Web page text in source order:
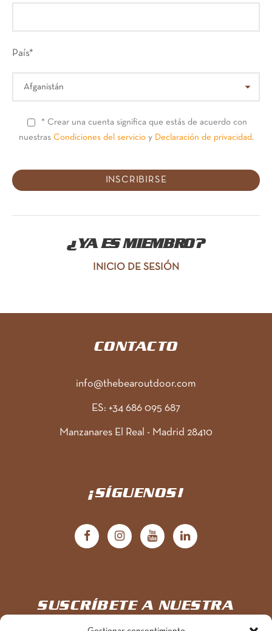
País*
* Crear una cuenta significa que estás de acuerdo con
nuestras Condiciones del servicioy Declaración de privacidad.
¿YA ES MIEMBRO?
INICIO DE SESIÓN
CONTACTO
info@thebearoutdoor.com
ES: +34 686 095 687
Manzanares El Real - Madrid 28410
¡SÍGUENOS!
SUSCRÍBETE A NUESTRA